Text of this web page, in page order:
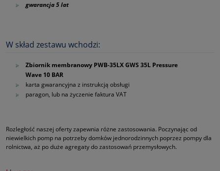
gwarancja 5 lat
W skład zestawu wchodzi:
Zbiornik membranowy PWB‑35LX GWS 35L Pressure
Wave 10 BAR
karta gwarancyjna z instrukcją obsługi
paragon, lub na życzenie faktura VAT
Rozległość naszej oferty zapewnia różne zastosowania. Poczynając od
niewielkich pomp na potrzeby domków jednorodzinnych poprzez pompy dla
rolnictwa, aż po duże agregaty do zastosowań przemysłowych.